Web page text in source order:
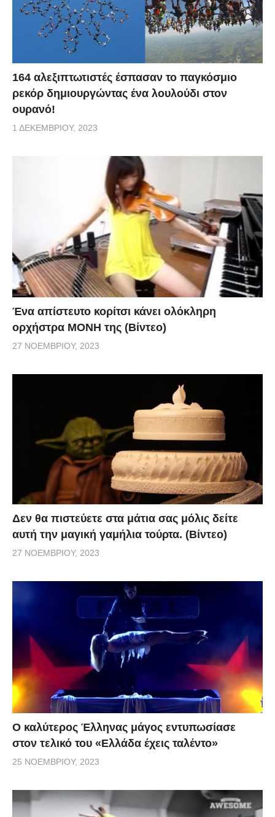
164 αλεξιπτωτιστές έσπασαν το παγκόσμιο
ρεκόρ δημιουργώντας ένα λουλούδι στον
ουρανό!
1 ΔΕΚΕΜΒΡΊΟΥ, 2023
Ένα απίστευτο κορίτσι κάνει ολόκληρη
ορχήστρα ΜΟΝΗ της (Βίντεο)
27 ΝΟΕΜΒΡΊΟΥ, 2023
Δεν θα πιστεύετε στα μάτια σας μόλις δείτε
αυτή την μαγική γαμήλια τούρτα. (Βίντεο)
27 ΝΟΕΜΒΡΊΟΥ, 2023
Ο καλύτερος Έλληνας μάγος εντυπωσίασε
στον τελικό του «Ελλάδα έχεις ταλέντο»
25 ΝΟΕΜΒΡΊΟΥ, 2023